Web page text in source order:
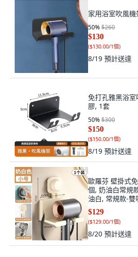
家用浴室吹風
50%$260
$130
($130.00/1個)
8/19 預計送達
免打孔雅黑浴
膠, 1套
50%$300
$150
($150.00/1個)
8/19 預計送達
歐羅芬 壁掛式
個, 奶油白常規
油白, 常規款-雙
$129
($129.00/1個)
8/20 預計送達